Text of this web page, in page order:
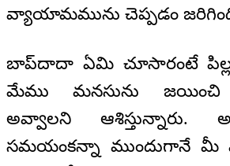
వ్యాయామమును చెప్పడం
బాప్‌దాదా ఏమి చూసారంటే
మేము మనసును జయించి
అవ్వాలని ఆశిస్తున్నారు.
సమయంకన్నా ముందుగానే మీ